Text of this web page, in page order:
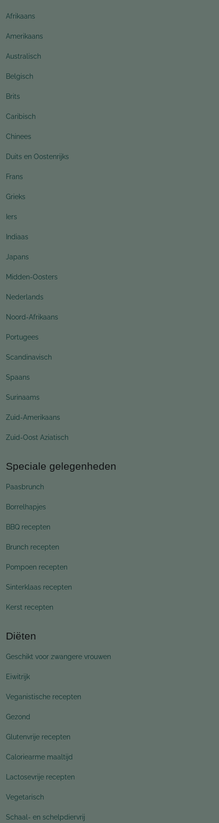
Afrikaans
Amerikaans
Australisch
Belgisch
Brits
Caribisch
Chinees
Duits en Oostenrijks
Frans
Grieks
Iers
Indiaas
Japans
Midden-Oosters
Nederlands
Noord-Afrikaans
Portugees
Scandinavisch
Spaans
Surinaams
Zuid-Amerikaans
Zuid-Oost Aziatisch
Speciale gelegenheden
Paasbrunch
Borrelhapjes
BBQ recepten
Brunch recepten
Pompoen recepten
Sinterklaas recepten
Kerst recepten
Diëten
Geschikt voor zwangere vrouwen
Eiwitrijk
Veganistische recepten
Gezond
Glutenvrije recepten
Caloriearme maaltijd
Lactosevrije recepten
Vegetarisch
Schaal- en schelpdiervrij